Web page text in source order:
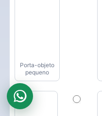
Porta-objeto
pequeno